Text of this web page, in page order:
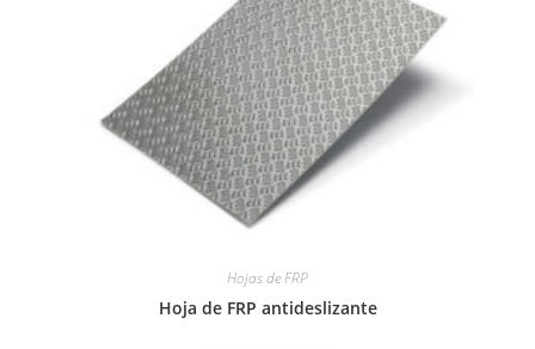
Hojas de FRP
Hoja de FRP antideslizante